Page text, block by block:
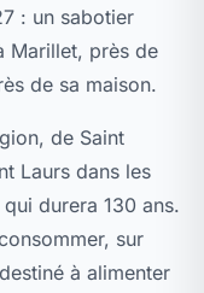
: un sabotier
Marillet, près de
de sa maison.
de Saint
Laurs dans les
durera 130 ans.
sur
à alimenter